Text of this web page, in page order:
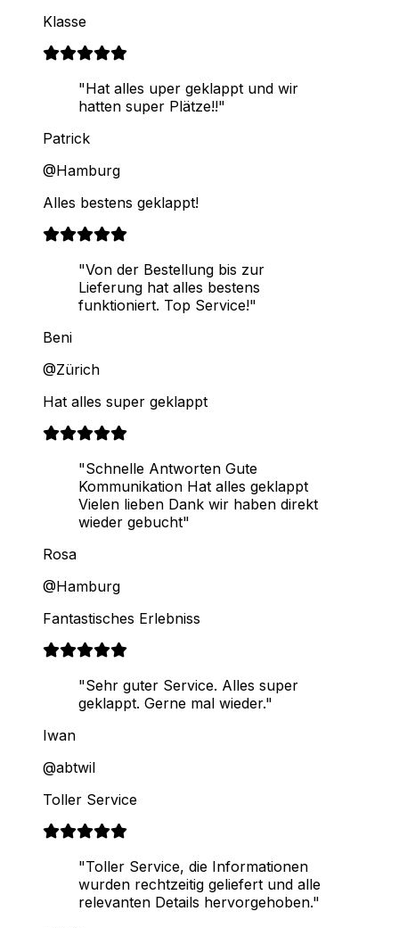
Klasse
"Hat alles uper geklappt und wir
hatten super Plätze!!"
Patrick
@Hamburg
Alles bestens geklappt!
"Von der Bestellung bis zur
Lieferung hat alles bestens
funktioniert. Top Service!"
Beni
@Zürich
Hat alles super geklappt
"Schnelle Antworten Gute
Kommunikation Hat alles geklappt
Vielen lieben Dank wir haben direkt
wieder gebucht"
Rosa
@Hamburg
Fantastisches Erlebniss
"Sehr guter Service. Alles super
geklappt. Gerne mal wieder."
Iwan
@abtwil
Toller Service
"Toller Service, die Informationen
wurden rechtzeitig geliefert und alle
relevanten Details hervorgehoben."